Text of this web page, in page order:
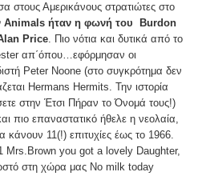
στους Αμερικάνους στρατιώτες στο
Animals ήταν η φωνή του Burdon
Price. Πιο νότια και δυτικά από το
απ΄όπου…εφόρμησαν οι
Peter Noone (στο συγκρότημα δεν
Hermans Hermits. Την ιστορία
στην Έτσι Πήραν το Όνομά τους!)
πιο επαναστατικό ήθελε η νεολαία,
κάνουν 11(!) επιτυχίες έως το 1966.
Mrs.Brown you got a lovely Daughter,
στη χώρα μας No milk today